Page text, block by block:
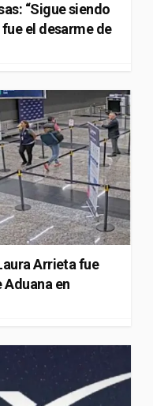
“Sigue siendo
el desarme de
Arrieta fue
en